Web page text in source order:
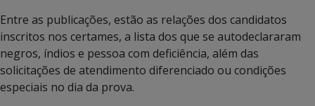
Entre as publicações, estão as relações dos candidatos
inscritos nos certames, a lista dos que se autodeclararam
negros, índios e pessoa com deficiência, além das
solicitações de atendimento diferenciado ou condições
especiais no dia da prova.